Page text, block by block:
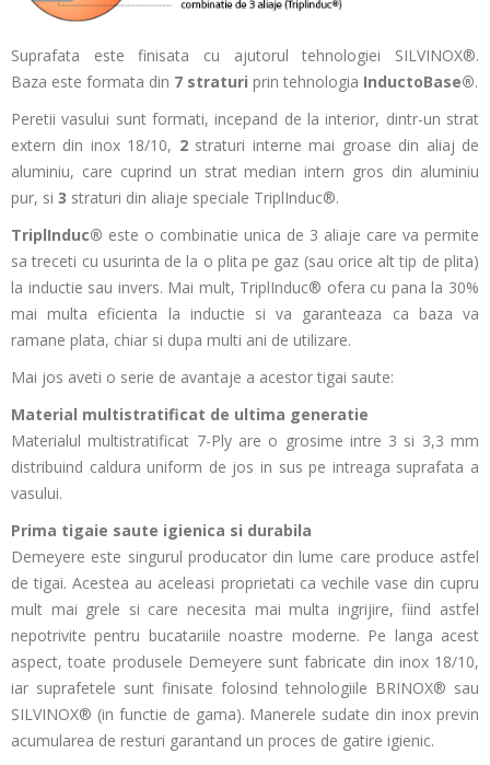
Suprafata este finisata cu ajutorul tehnologiei SILVINOX®.
Baza este formata din 7 straturi prin tehnologia InductoBase®.
Peretii vasului sunt formati, incepand de la interior, dintr-un strat
extern din inox 18/10, 2straturi interne mai groase din aliaj de
aluminiu, care cuprind un strat median intern gros din aluminiu
pur, si 3 straturi din aliaje speciale TriplInduc®.
TriplInduc® este o combinatie unica de 3 aliaje care va permite
sa treceti cu usurinta de la o plita pe gaz (sau orice alt tip de plita)
la inductie sau invers. Mai mult, TriplInduc® ofera cu pana la 30%
mai multa eficienta la inductie si va garanteaza ca baza va
ramane plata, chiar si dupa multi ani de utilizare.
Mai jos aveti o serie de avantaje a acestor tigai saute:
Material multistratificat de ultima generatie
Materialul multistratificat 7-Ply are o grosime intre 3 si 3,3 mm
distribuind caldura uniform de jos in sus pe intreaga suprafata a
vasului.
Prima tigaie saute igienica si durabila
Demeyere este singurul producator din lume care produce astfel
de tigai. Acestea au aceleasi proprietati ca vechile vase din cupru
mult mai grele si care necesita mai multa ingrijire, fiind astfel
nepotrivite pentru bucatariile noastre moderne. Pe langa acest
aspect, toate produsele Demeyere sunt fabricate din inox 18/10,
iar suprafetele sunt finisate folosind tehnologiile BRINOX® sau
SILVINOX® (in functie de gama). Manerele sudate din inox previn
acumularea de resturi garantand un proces de gatire igienic.